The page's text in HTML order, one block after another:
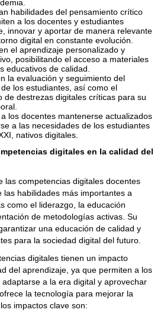
habilidades del pensamiento crítico
a los docentes y estudiantes
innovar y aportar de manera relevante
digital en constante evolución.
el aprendizaje personalizado y
posibilitando el acceso a materiales
educativos de calidad.
la evaluación y seguimiento del
los estudiantes, así como el
de destrezas digitales críticas para su
los docentes mantenerse actualizados
a las necesidades de los estudiantes
nativos digitales.
digitales en la calidad del
las competencias digitales docentes
habilidades más importantes a
como el liderazgo, la educación
de metodologías activas. Su
una educación de calidad y
para la sociedad digital del futuro.
digitales tienen un impacto
del aprendizaje, ya que permiten a los
a la era digital y aprovechar
la tecnología para mejorar la
impactos clave son: